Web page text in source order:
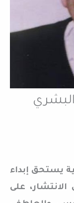
يستحق إبداء
على